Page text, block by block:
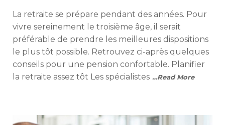
La retraite se prépare pendant des années. Pour
vivre sereinement le troisième âge, il serait
préférable de prendre les meilleures dispositions
le plus tôt possible. Retrouvez ci-après quelques
conseils pour une pension confortable. Planifier
la retraite assez tôt Les spécialistes …Read More